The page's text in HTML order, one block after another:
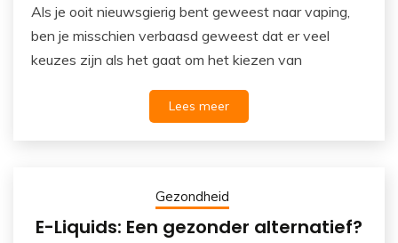
Als je ooit nieuwsgierig bent geweest naar vaping,
ben je misschien verbaasd geweest dat er veel
keuzes zijn als het gaat om het kiezen van
Lees meer
Gezondheid
E-Liquids: Een gezonder alternatief?